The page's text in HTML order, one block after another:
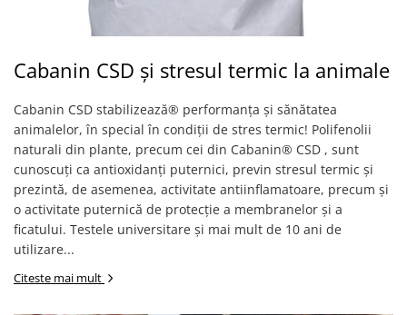
Cabanin CSD și stresul termic la animale
Cabanin CSD stabilizează® performanța și sănătatea
animalelor, în special în condiții de stres termic! Polifenolii
naturali din plante, precum cei din Cabanin® CSD , sunt
cunoscuți ca antioxidanți puternici, previn stresul termic și
prezintă, de asemenea, activitate antiinflamatoare, precum și
o activitate puternică de protecție a membranelor și a
ficatului. Testele universitare și mai mult de 10 ani de
utilizare...
Citeste mai mult